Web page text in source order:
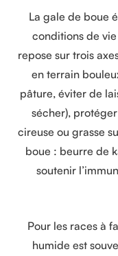
La gale de boue
conditions de
repose sur trois
en terrain
pâture, éviter de
sécher),
cireuse ou grasse
boue : beurre de
soutenir
Pour les races à
humide est